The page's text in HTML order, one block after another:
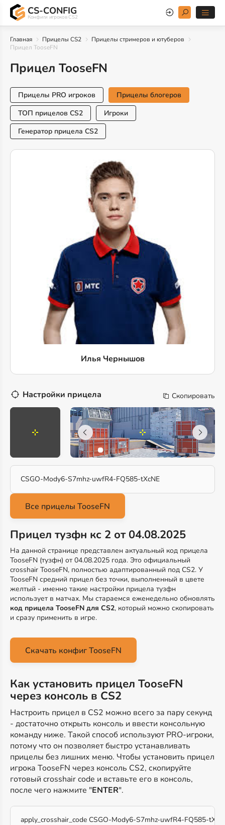
CS-CONFIG
Конфиги игроков CS2
Главная Прицелы CS2
Прицелы стримеров и ютуберов
Прицел TooseFN
Прицел TooseFN
Прицелы PRO игроков
Прицелы блогеров
ТОП прицелов CS2
Игроки
Генератор прицела CS2
Илья Чернышов
Настройки прицела Скопировать
CSGO-Mody6-S7mhz-uwfR4-FQ585-tXcNE
Прицел тузфн кс 2 от 04.08.2025
На данной странице представлен актуальный код прицела
TooseFN (тузфн) от 04.08.2025 года. Это официальный
crosshair TooseFN, полностью адаптированный под CS2. У
TooseFN средний прицел без точки, выполненный в цвете
желтый - именно такие настройки прицела тузфн
использует в матчах. Мы стараемся еженедельно обновлять
код прицела TooseFN для CS2, который можно скопировать
и сразу применить в игре.
Скачать конфиг TooseFN
Как установить прицел TooseFN
через консоль в CS2
Настроить прицел в CS2 можно всего за пару секунд
- достаточно открыть консоль и ввести консольную
команду ниже. Такой способ используют PRO-игроки,
потому что он позволяет быстро устанавливать
прицелы без лишних меню. Чтобы установить прицел
игрока TooseFN через консоль CS2, скопируйте
готовый crosshair code и вставьте его в консоль,
после чего нажмите "ENTER".
apply_crosshair_code CSGO-Mody6-S7mhz-uwfR4-FQ585-